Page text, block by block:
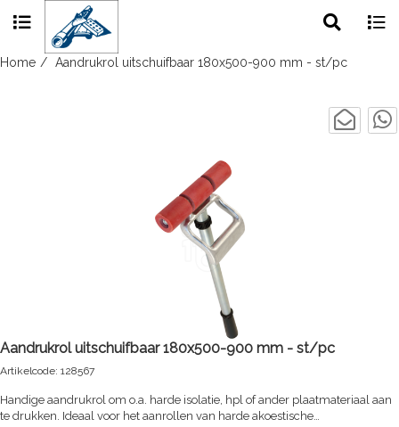
Skip
search
Home Aandrukrol uitschuifbaar 180x500-900 mm - st/pc
Aandrukrol uitschuifbaar 180x500-900 mm - st/pc
Artikelcode: 128567
Handige aandrukrol om o.a. harde isolatie, hpl of ander plaatmateriaal aan
te drukken. Ideaal voor het aanrollen van harde akoestische